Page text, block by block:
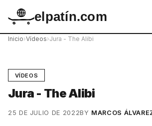
elpatín.com
Inicio›Vídeos›Jura - The Alibi
VÍDEOS
Jura - The Alibi
25 DE JULIO DE 2022BY MARCOS